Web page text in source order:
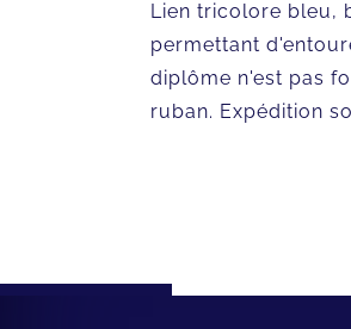
Lien tricolore bleu,
permettant
diplôme n'est pas
ruban. Expédition